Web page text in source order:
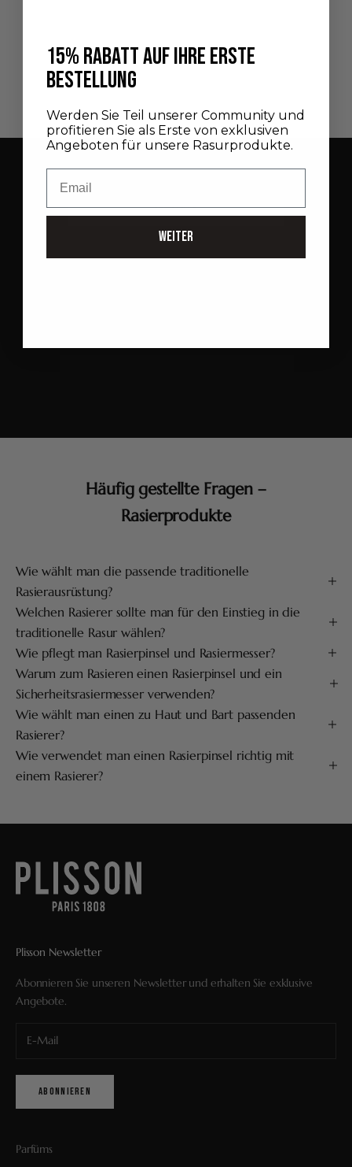
RASIERSCHALE AUS PORZELLAN
UND GOLDVEREDELUNG
ANGEBOT
290,00 €
Newsletter
Melden Sie sich an, und erhalten Sie exklusive Informationen
Angeboten und Neuigkeiten aus der Maison.
ANMELDEN
Häufig gestellte Fragen –
Rasierprodukte
Wie wählt man die passende traditionelle
Rasierausrüstung?
Welchen Rasierer sollte man für den Einstieg in die
traditionelle Rasur wählen?
Wie pflegt man Rasierpinsel und Rasiermesser?
Warum zum Rasieren einen Rasierpinsel und ein
Sicherheitsrasiermesser verwenden?
Wie wählt man einen zu Haut und Bart passenden
Rasierer?
Wie verwendet man einen Rasierpinsel richtig mit
einem Rasierer?
Plisson Newsletter
Abonnieren Sie unseren Newsletter und erhalten Sie exklusive
Angebote.
ABONNIEREN
Parfüms
15% RABATT AUF IHRE ERSTE
BESTELLUNG
Werden Sie Teil unserer Community und
profitieren Sie als Erste von exklusiven
Angeboten für unsere Rasurprodukte.
WEITER